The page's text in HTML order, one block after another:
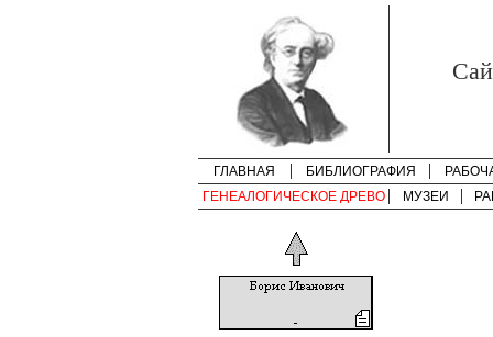
ГЛАВНАЯ БИБЛИОГРАФИЯ
ГЕНЕАЛОГИЧЕСКОЕ ДРЕВО
МУЗЕИ